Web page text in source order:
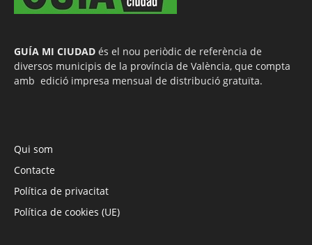
GUÍA MI CIUDAD és el nou periòdic de referència de
diversos municipis de la província de València, que compta
amb edició impresa mensual de distribució gratuïta.
Qui som
Contacte
Política de privacitat
Política de cookies (UE)